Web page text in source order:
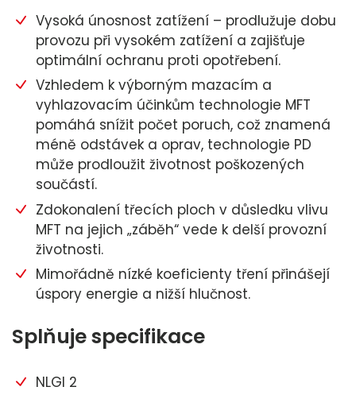
Vysoká únosnost zatížení – prodlužuje dobu
provozu při vysokém zatížení a zajišťuje
optimální ochranu proti opotřebení.
Vzhledem k výborným mazacím a
vyhlazovacím účinkům technologie MFT
pomáhá snížit počet poruch, což znamená
méně odstávek a oprav, technologie PD
může prodloužit životnost poškozených
součástí.
Zdokonalení třecích ploch v důsledku vlivu
MFT na jejich „záběh“ vede k delší provozní
životnosti.
Mimořádně nízké koeficienty tření přinášejí
úspory energie a nižší hlučnost.
Splňuje specifikace
NLGI 2